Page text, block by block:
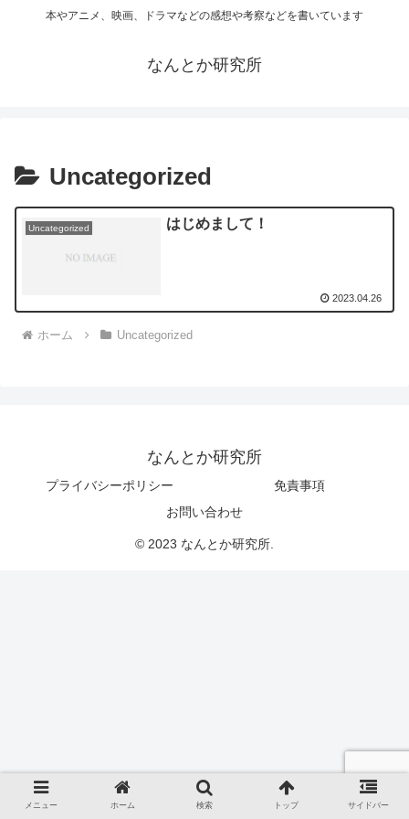
本やアニメ、映画、ドラマなどの感想や考察などを書いています
なんとか研究所
Uncategorized
Uncategorized はじめまして！
2023.04.26
ホーム Uncategorized
なんとか研究所
プライバシーポリシー
免責事項
お問い合わせ
© 2023 なんとか研究所.
メニュー ホーム 検索 トップ サイドバー